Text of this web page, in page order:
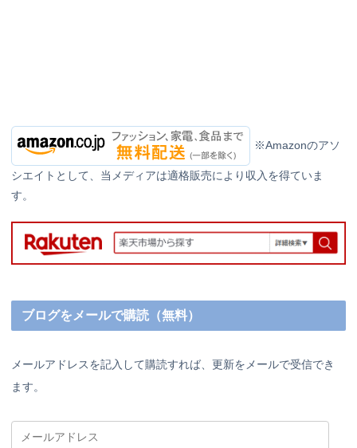
※Amazonのアソ
シエイトとして、当メディアは適格販売により収入を得ていま
す。
ブログをメールで購読（無料）
メールアドレスを記入して購読すれば、更新をメールで受信でき
ます。